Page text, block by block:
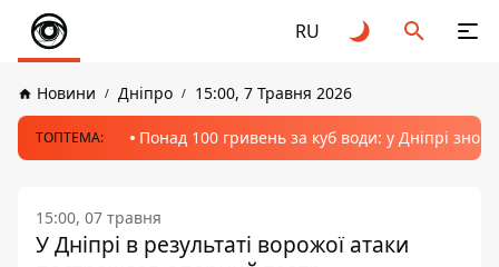
RU
Новини Дніпро 15:00, 7 Травня 2026
ТОПТЕМА: Понад 100 гривень за куб води: у Дніпрі
15:00, 07 травня
У Дніпрі в результаті ворожої атаки